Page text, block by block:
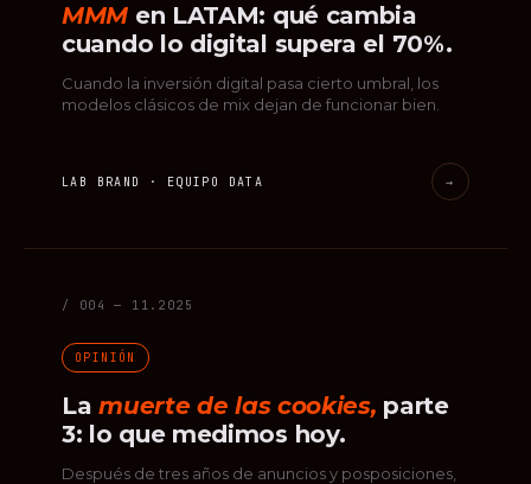
MMM en LATAM: qué cambia
cuando lo digital supera el 70%.
Cuando la inversión digital pasa cierto umbral, los
modelos clásicos de mix dejan de funcionar bien.
LAB BRAND · EQUIPO DATA →
/ 004 — 11.2025
OPINIÓN
Lamuerte de las cookies, parte
3: lo que medimos hoy.
Después de tres años de anuncios y posposiciones,